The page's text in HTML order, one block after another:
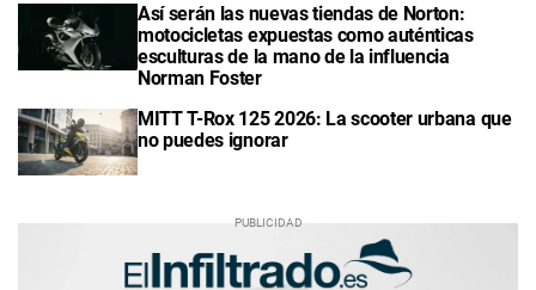
Así serán las nuevas tiendas de Norton:
motocicletas expuestas como auténticas
esculturas de la mano de la influencia
Norman Foster
MITT T-Rox 125 2026: La scooter urbana que
no puedes ignorar